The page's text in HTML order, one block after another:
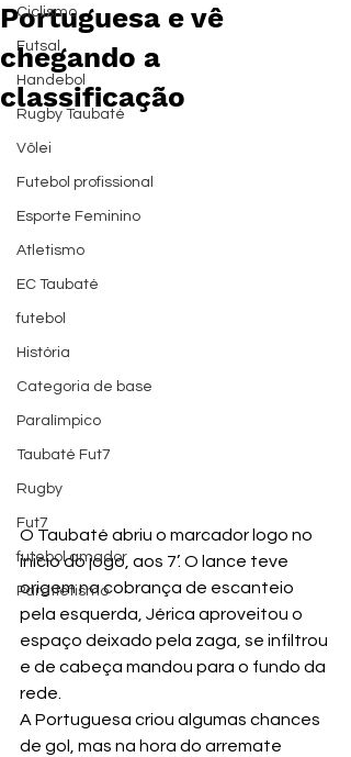
Ciclismo
Futsal
Handebol
Rugby Taubaté
Vôlei
Futebol profissional
Esporte Feminino
Atletismo
EC Taubaté
futebol
História
Categoria de base
Paralímpico
Taubaté Fut7
Rugby
Fut7
futebol amador
Paratletismo
Portuguesa e vê
chegando a
classificação
O Taubaté abriu o marcador logo no
inicio do jogo, aos 7’. O lance teve
origem na cobrança de escanteio
pela esquerda, Jérica aproveitou o
espaço deixado pela zaga, se infiltrou
e de cabeça mandou para o fundo da
rede.
A Portuguesa criou algumas chances
de gol, mas na hora do arremate